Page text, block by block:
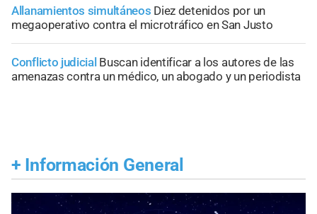
Allanamientos simultáneos Diez detenidos por un
megaoperativo contra el microtráfico en San Justo
Conflicto judicial Buscan identificar a los autores de las
amenazas contra un médico, un abogado y un periodista
+ Información General